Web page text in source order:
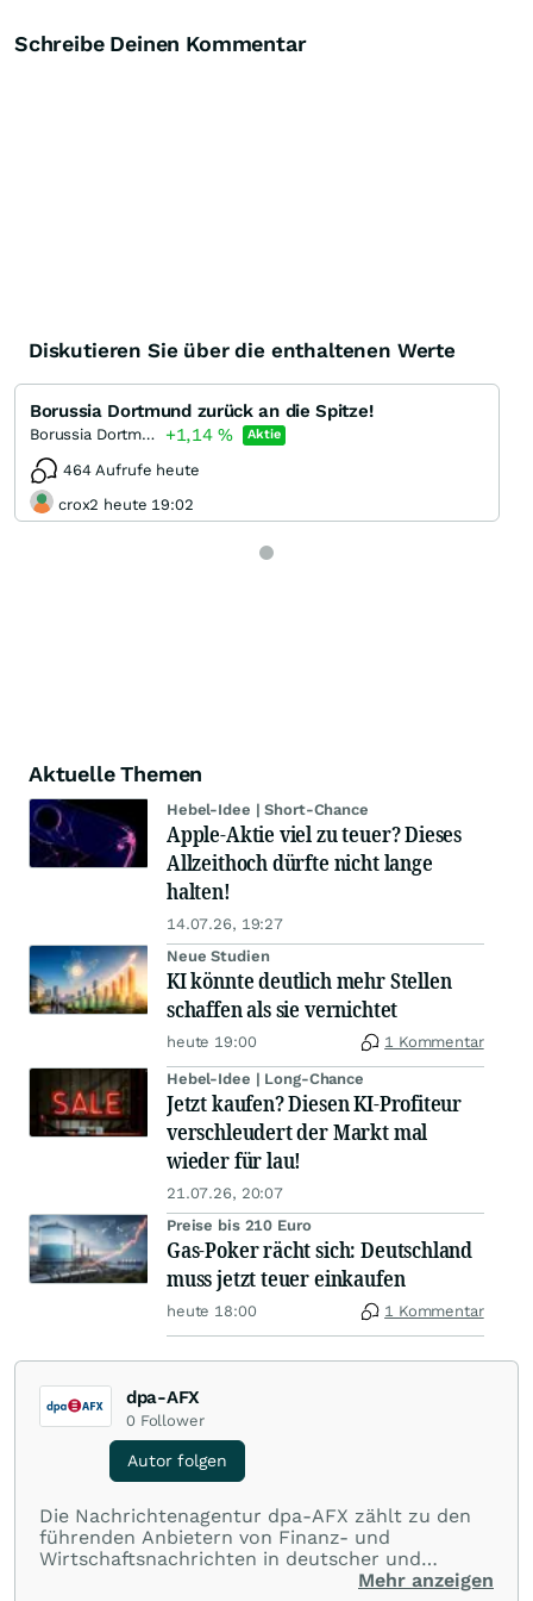
Schreibe Deinen Kommentar
Diskutieren Sie über die enthaltenen Werte
Borussia Dortmund zurück an die Spitze!
Borussia Dortmund +1,14% Aktie
464 Aufrufe heute
crox2 heute 19:02
Aktuelle Themen
Hebel-Idee | Short-Chance
Apple-Aktie viel zu teuer? Dieses
Allzeithoch dürfte nicht lange
halten!
14.07.26, 19:27
Neue Studien
KI könnte deutlich mehr Stellen
schaffen als sie vernichtet
heute 19:00 1 Kommentar
Hebel-Idee | Long-Chance
Jetzt kaufen? Diesen KI-Profiteur
verschleudert der Markt mal
wieder für lau!
21.07.26, 20:07
Preise bis 210 Euro
Gas-Poker rächt sich: Deutschland
muss jetzt teuer einkaufen
heute 18:00 1 Kommentar
dpa-AFX
0 Follower
Autor folgen
Die Nachrichtenagentur dpa-AFX zählt zu den
führenden Anbietern von Finanz- und
Wirtschaftsnachrichten in deutscher und
englischer Sprache. Gestützt auf einMehr anzeigen